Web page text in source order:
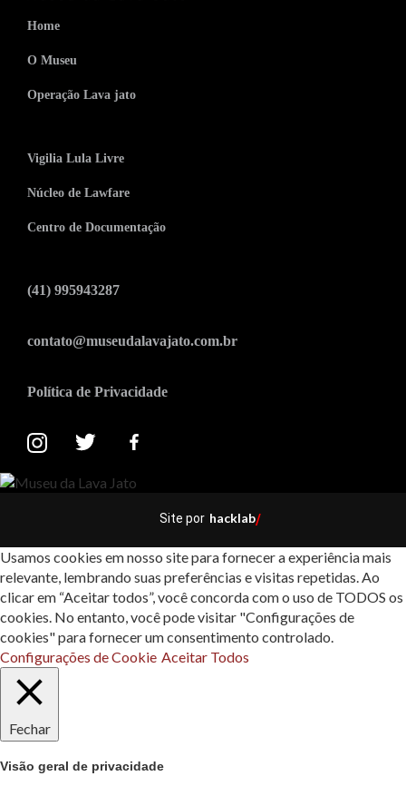
Home
O Museu
Operação Lava jato
Vigilia Lula Livre
Núcleo de Lawfare
Centro de Documentação
(41) 995943287
contato@museudalavajato.com.br
Política de Privacidade
Site por hacklab/
Usamos cookies em nosso site para fornecer a experiência mais
relevante, lembrando suas preferências e visitas repetidas. Ao
clicar em “Aceitar todos”, você concorda com o uso de TODOS os
cookies. No entanto, você pode visitar "Configurações de
cookies" para fornecer um consentimento controlado.
Configurações de Cookie Aceitar Todos
Fechar
Visão geral de privacidade